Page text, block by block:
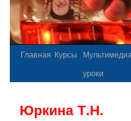
Главная Курсы
уроки
Юркина Т.Н.